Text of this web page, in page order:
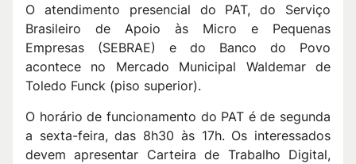
O atendimento presencial do PAT, do Serviço
Brasileiro de Apoio às Micro e Pequenas
Empresas (SEBRAE) e do Banco do Povo
acontece no Mercado Municipal Waldemar de
Toledo Funck (piso superior).
O horário de funcionamento do PAT é de segunda
a sexta-feira, das 8h30 às 17h. Os interessados
devem apresentar Carteira de Trabalho Digital,